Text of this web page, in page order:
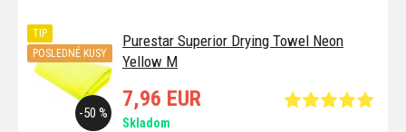
Purestar Superior Drying Towel Neon
Yellow M
-50 %
TIP
POSLEDNÉ KUSY
7,96 EUR
Skladom